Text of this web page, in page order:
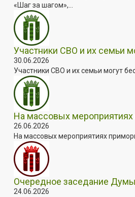
«Шаг за шагом»,...
Участники СВО и их семьи
30.06.2026
Участники СВО и их семьи могут
На массовых
26.06.2026
На массовых мероприятиях
Очередное заседание
24.06.2026